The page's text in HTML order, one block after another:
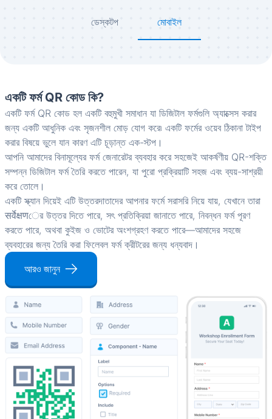
ডেস্কটপ মোবাইল
একটি ফর্ম QR কোড কি?
একটি ফর্ম QR কোড হল একটি বহুমুখী সমাধান যা ডিজিটাল ফর্মগুলি অ্যাক্সেস করার
জন্য একটি আধুনিক এবং সৃজনশীল মোড় যোগ করে৷ একটি ফর্মের ওয়েব ঠিকানা টাইপ
করার বিষয়ে ভুলে যান কারণ এটি চূড়ান্ত এক-স্টপ।
আপনি আমাদের বিনামূল্যের ফর্ম জেনারেটর ব্যবহার করে সহজেই আকর্ষণীয় QR-শক্তি
সম্পন্ন ডিজিটাল ফর্ম তৈরি করতে পারেন, যা পুরো প্রক্রিয়াটি সহজ এবং ব্যয়-সাশ্রয়ী
করে তোলে।
একটি স্ক্যান দিয়েই এটি উত্তরদাতাদের আপনার ফর্মে সরাসরি নিয়ে যায়, যেখানে তারা
सर्वेक्षणের উত্তর দিতে পারে, সৎ প্রতিক্রিয়া জানাতে পারে, নিবন্ধন ফর্ম পূরণ
করতে পারে, অথবা কুইজ ও ভোটের অংশগ্রহণ করতে পারে—আমাদের সহজে
ব্যবহারের জন্য তৈরি করা ফিলেবল ফর্ম ক্রীটরের জন্য ধন্যবাদ।
আরও জানুন